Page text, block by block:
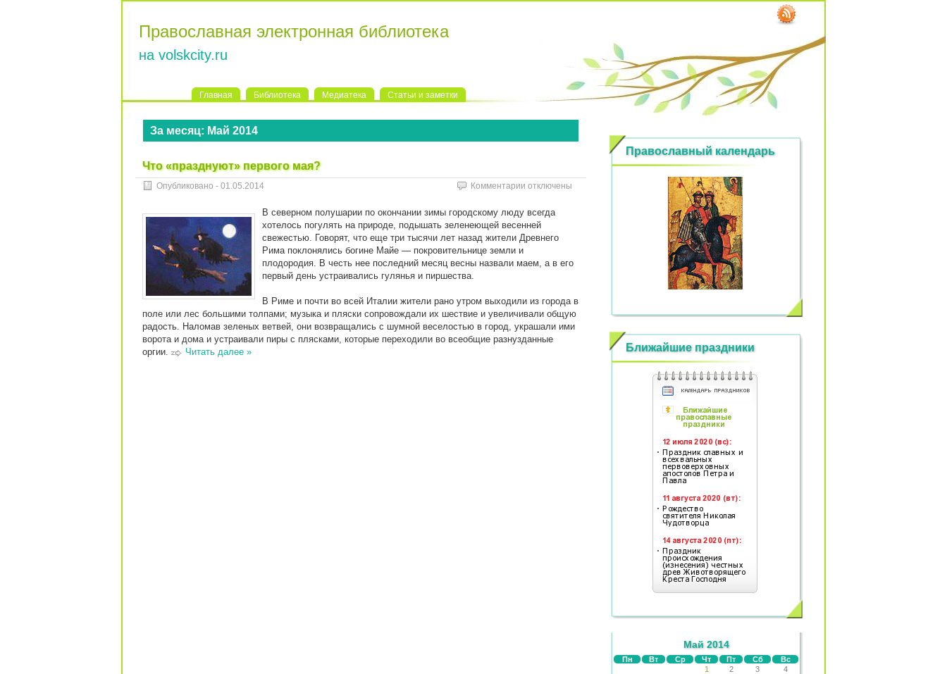
Православная электронная библиотека
на volskcity.ru
Главная Библиотека Медиатека Статьи и заметки
За месяц: Май 2014
Что «празднуют» первого мая?
Опубликовано - 01.05.2014 Комментарии к
Что
«празднуют»
первого
отключены
В северном полушарии по окончании зимы городскому люду всегда
хотелось погулять на природе, подышать зеленеющей весенней
свежестью. Говорят, что еще три тысячи лет назад жители Древнего
Рима поклонялись богине Майе — покровительнице земли и
плодородия. В честь нее последний месяц весны назвали маем, а в его
первый день устраивались гулянья и пиршества.
В Риме и почти во всей Италии жители рано утром выходили из города в
поле или лес большими толпами; музыка и пляски сопровождали их шествие и увеличивали общую
радость. Наломав зеленых ветвей, они возвращались с шумной веселостью в город, украшали ими
ворота и дома и устраивали пиры с плясками, которые переходили во всеобщие разнузданные
оргии.
Читать далее »
Православный календарь
Ближайшие праздники
Май 2014
Пн Вт Ср Чт Пт Сб
Вс
1
2 3
4